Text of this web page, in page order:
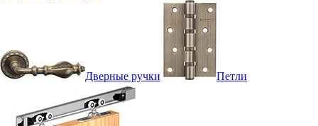
Дверные ручки Петли